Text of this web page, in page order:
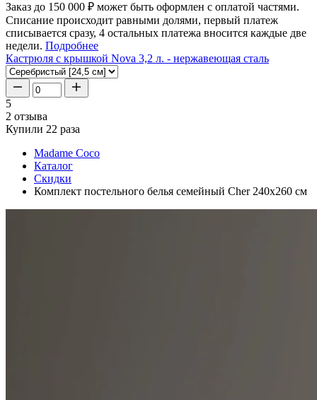
Заказ до 150 000 ₽ может быть оформлен с оплатой частями.
Списание происходит равными долями, первый платеж
списывается сразу, 4 остальных платежа вносится каждые две
недели. Подробнее
Кастрюля с крышкой Nova 3,2 л. - нержавеющая сталь
5
2 отзыва
Купили 22 раза
Madame Coco
Каталог
Скидки
Комплект постельного белья семейный Cher 240х260 см